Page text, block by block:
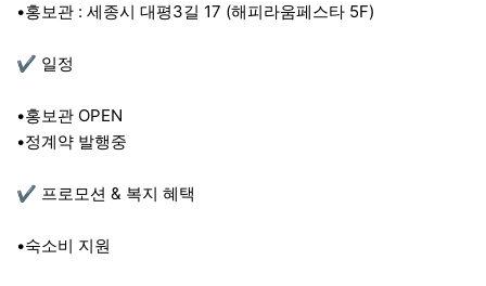
•홍보관 : 세종시 대평3길 17 (해피라움페스타 5F)
✔️ 일정
•홍보관 OPEN
•정계약 발행중
✔️ 프로모션 & 복지 혜택
•숙소비 지원